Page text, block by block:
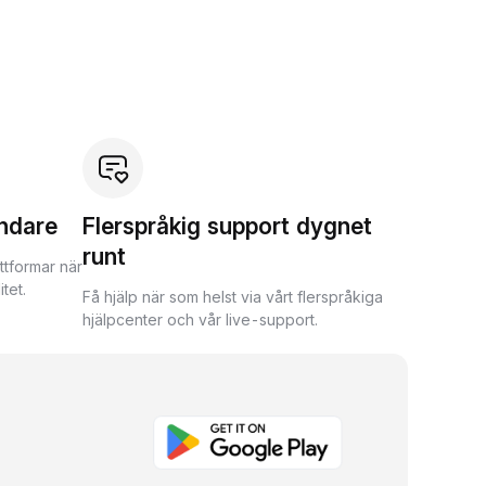
när
Flerspråkig support dygnet
runt
Få hjälp när som helst via vårt flerspråkiga
hjälpcenter och vår live-support.